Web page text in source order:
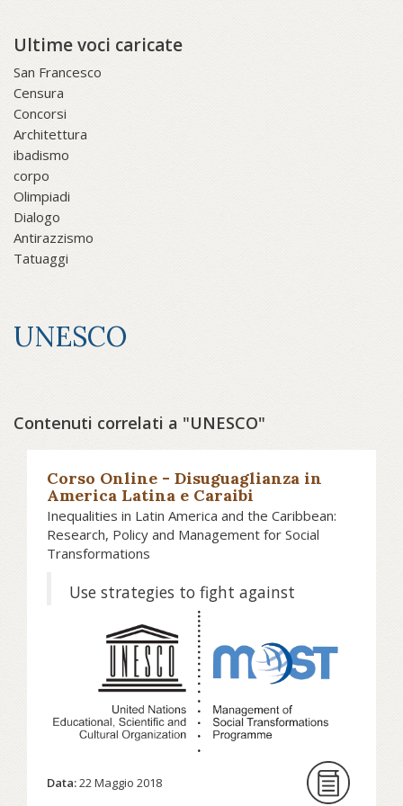
Ultime voci caricate
San Francesco
Censura
Concorsi
Architettura
ibadismo
corpo
Olimpiadi
Dialogo
Antirazzismo
Tatuaggi
UNESCO
Contenuti correlati a "UNESCO"
Corso Online - Disuguaglianza in
America Latina e Caraibi
Inequalities in Latin America and the Caribbean:
Research, Policy and Management for Social
Transformations
Use strategies to fight against
Inequality is one of the main
challenges facing Latin America and
the Carribean and is a constant
concern for their governments.
Faced with these increasingly
complex scenarios, a fluid dialogue
between social research and public
Data:22 Maggio 2018